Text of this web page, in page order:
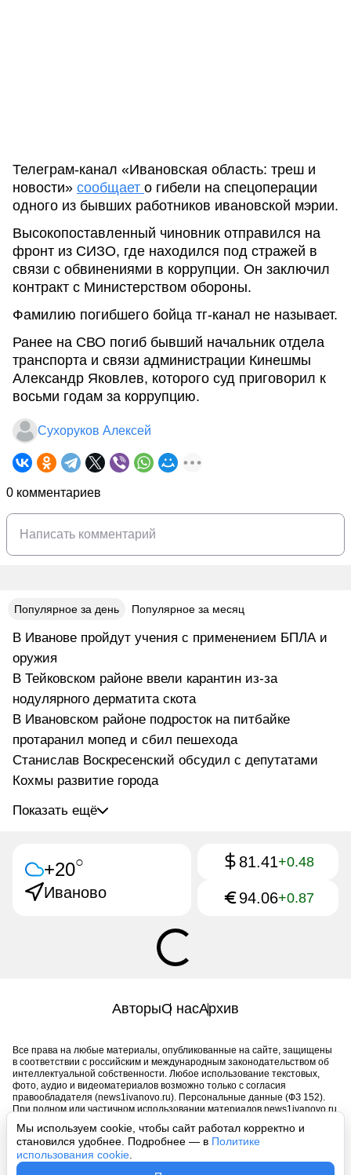
Мы используем cookie, чтобы сайт работал корректно и
становился удобнее. Подробнее — в Политике
использования cookie
Телеграм-канал «Ивановская область: треш и
новости» сообщает о гибели на спецоперации
одного из бывших работников ивановской мэрии.
Высокопоставленный чиновник отправился на
фронт из СИЗО, где находился под стражей в
связи с обвинениями в коррупции. Он заключил
контракт с Министерством обороны.
Фамилию погибшего бойца тг-канал не называет.
Ранее на СВО погиб бывший начальник отдела
транспорта и связи администрации Кинешмы
Александр Яковлев, которого суд приговорил к
восьми годам за коррупцию.
Сухоруков Алексей
0 комментариев
Популярное за день Популярное за месяц
В Иванове пройдут учения с применением БПЛА и
оружия
В Тейковском районе ввели карантин из-за
нодулярного дерматита скота
В Ивановском районе подросток на питбайке
протаранил мопед и сбил пешехода
Станислав Воскресенский обсудил с депутатами
Кохмы развитие города
Показать ещё
+20○
Иваново
81.41+0.48
94.06+0.87
АвторыО насАрхив
Все права на любые материалы, опубликованные на сайте, защищены
в соответствии с российским и международным законодательством об
интеллектуальной собственности. Любое использование текстовых,
фото, аудио и видеоматериалов возможно только с согласия
правообладателя (news1ivanovo.ru). Персональные данные (ФЗ 152).
При полном или частичном использовании материалов news1ivanovo.ru
обязательна. Запрещено для детей. Оригинал текста:
https://news1ivanovo.ru/
Пользовательское соглашение